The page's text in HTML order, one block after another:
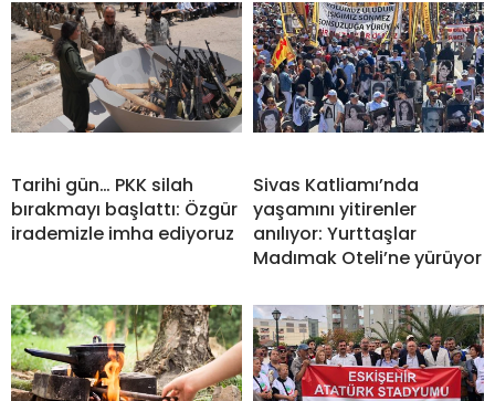
Tarihi gün… PKK silah
bırakmayı başlattı: Özgür
irademizle imha ediyoruz
Sivas Katliamı’nda
yaşamını yitirenler
anılıyor: Yurttaşlar
Madımak Oteli’ne yürüyor